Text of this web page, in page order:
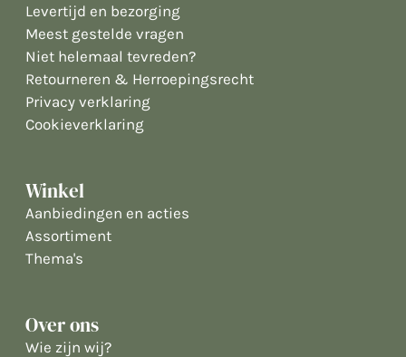
Levertijd en bezorging
Meest gestelde vragen
Niet helemaal tevreden?
Retourneren & Herroepingsrecht
Privacy verklaring
Cookieverklaring
Winkel
Aanbiedingen en acties
Assortiment
Thema's
Over ons
Wie zijn wij?